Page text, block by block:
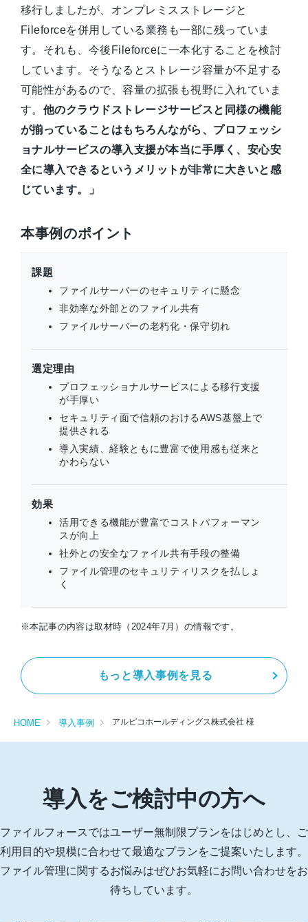
移行しましたが、オンプレミスストレージと
Fileforceを併用している業務も一部に残っていま
す。それも、今後Fileforceに一本化することを検討
しています。そうなるとストレージ容量が不足する
可能性があるので、容量の拡張も視野に入れていま
す。 他のクラウドストレージサービスと同様の機能
が揃っていることはもちろんながら、プロフェッシ
ョナルサービスの導入支援が本当に手厚く、安心安
全に導入できるというメリットが非常に大きいと感
じています。」
本事例のポイント
課題
ファイルサーバーのセキュリティに懸念
非効率な外部とのファイル共有
ファイルサーバーの老朽化・保守切れ
選定理由
プロフェッショナルサービスによる移行支援
が手厚い
セキュリティ面で信頼のおけるAWS基盤上で
提供される
導入実績、経験ともに豊富で使用感も従来と
かわらない
効果
活用できる機能が豊富でコストパフォーマン
スが向上
社外との安全なファイル共有手段の整備
ファイル管理のセキュリティリスクを払しょ
く
※本記事の内容は取材時（2024年7月）の情報です。
もっと導入事例を見る
HOME 導入事例 アルピコホールディングス株式会社 様
導入をご検討中の方へ
ファイルフォースではユーザー無制限プランをはじめとし、ご
利用目的や規模に合わせて最適なプランをご提案いたします。
ファイル管理に関するお悩みはぜひお気軽にお問い合わせをお
待ちしています。